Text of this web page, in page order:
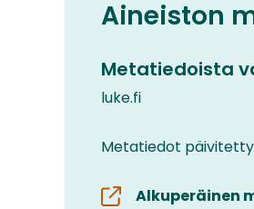
Aineiston
Metatiedoista
luke.fi
Metatiedot päivitetty
Alkuperäinen